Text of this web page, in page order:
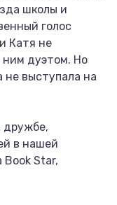
школы и
голос
Катя не
ним дуэтом. Но
не выступала на
дружбе,
в нашей
Star,